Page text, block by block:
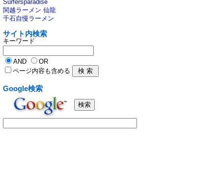
Surfersparadise
関越ラーメン 仙龍
千石自慢ラーメン
サイト内検索
キーワード
AND
OR
ページ内容も含める
Google検索